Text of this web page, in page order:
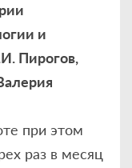
и
Пирогов,
при этом
раз в месяц